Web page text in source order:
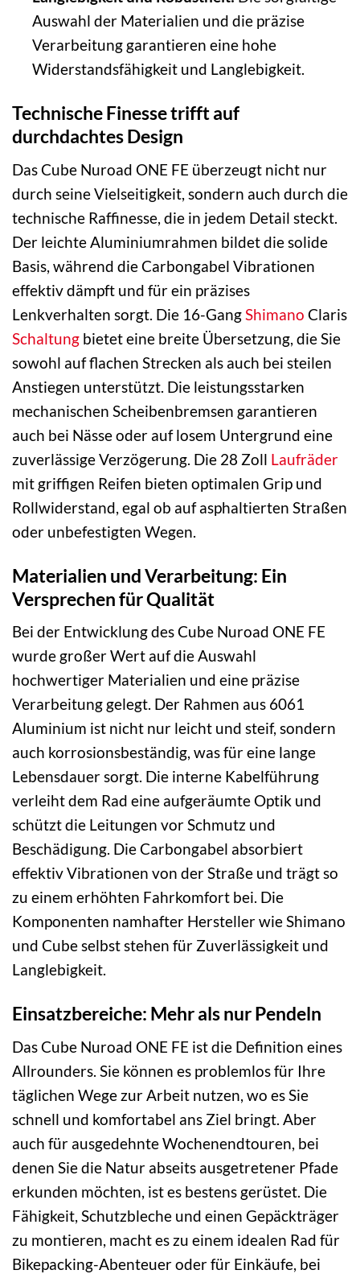
Auswahl der Materialien und die präzise
Verarbeitung garantieren eine hohe
Widerstandsfähigkeit und Langlebigkeit.
Technische Finesse trifft auf
durchdachtes Design
Das Cube Nuroad ONE FE überzeugt nicht nur
durch seine Vielseitigkeit, sondern auch durch die
technische Raffinesse, die in jedem Detail steckt.
Der leichte Aluminiumrahmen bildet die solide
Basis, während die Carbongabel Vibrationen
effektiv dämpft und für ein präzises
Lenkverhalten sorgt. Die 16-GangShimano Claris
Schaltung bietet eine breite Übersetzung, die Sie
sowohl auf flachen Strecken als auch bei steilen
Anstiegen unterstützt. Die leistungsstarken
mechanischen Scheibenbremsen garantieren
auch bei Nässe oder auf losem Untergrund eine
zuverlässige Verzögerung. Die 28 Zoll Laufräder
mit griffigen Reifen bieten optimalen Grip und
Rollwiderstand, egal ob auf asphaltierten Straßen
oder unbefestigten Wegen.
Materialien und Verarbeitung: Ein
Versprechen für Qualität
Bei der Entwicklung des Cube Nuroad ONE FE
wurde großer Wert auf die Auswahl
hochwertiger Materialien und eine präzise
Verarbeitung gelegt. Der Rahmen aus 6061
Aluminium ist nicht nur leicht und steif, sondern
auch korrosionsbeständig, was für eine lange
Lebensdauer sorgt. Die interne Kabelführung
verleiht dem Rad eine aufgeräumte Optik und
schützt die Leitungen vor Schmutz und
Beschädigung. Die Carbongabel absorbiert
effektiv Vibrationen von der Straße und trägt so
zu einem erhöhten Fahrkomfort bei. Die
Komponenten namhafter Hersteller wie Shimano
und Cube selbst stehen für Zuverlässigkeit und
Langlebigkeit.
Einsatzbereiche: Mehr als nur Pendeln
Das Cube Nuroad ONE FE ist die Definition eines
Allrounders. Sie können es problemlos für Ihre
täglichen Wege zur Arbeit nutzen, wo es Sie
schnell und komfortabel ans Ziel bringt. Aber
auch für ausgedehnte Wochenendtouren, bei
denen Sie die Natur abseits ausgetretener Pfade
erkunden möchten, ist es bestens gerüstet. Die
Fähigkeit, Schutzbleche und einen Gepäckträger
zu montieren, macht es zu einem idealen Rad für
Bikepacking-Abenteuer oder für Einkäufe, bei